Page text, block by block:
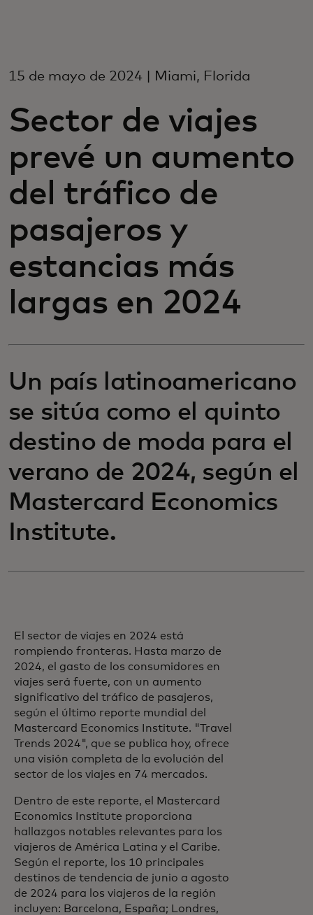
Para empresas
Para el mundo
Para innovadores
Noticias y tendencias
15 de mayo de 2024 | Miami, Florida
Sector de viajes
prevé un aumento
del tráfico de
pasajeros y
estancias más
largas en 2024
Un país latinoamericano
se sitúa como el quinto
destino de moda para el
verano de 2024, según el
Mastercard Economics
Institute.
El sector de viajes en 2024 está
rompiendo fronteras. Hasta marzo de
2024, el gasto de los consumidores en
viajes será fuerte, con un aumento
significativo del tráfico de pasajeros,
según el último reporte mundial del
Mastercard Economics Institute. "Travel
Trends 2024", que se publica hoy, ofrece
una visión completa de la evolución del
sector de los viajes en 74 mercados.
Dentro de este reporte, el Mastercard
Economics Institute proporciona
hallazgos notables relevantes para los
viajeros de América Latina y el Caribe.
Según el reporte, los 10 principales
destinos de tendencia de junio a agosto
de 2024 para los viajeros de la región
incluyen: Barcelona, España; Londres,